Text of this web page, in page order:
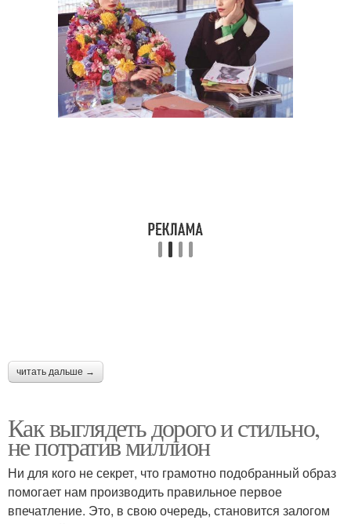
читать дальше →
Как выглядеть дорого и стильно,
не потратив миллион
Ни для кого не секрет, что грамотно подобранный образ
помогает нам производить правильное первое
впечатление. Это, в свою очередь, становится залогом